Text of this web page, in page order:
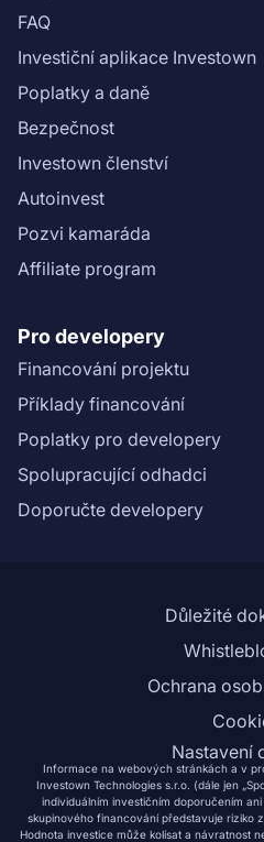
FAQ
Investiční aplikace Investown
Poplatky a daně
Bezpečnost
Investown členství
Autoinvest
Pozvi kamaráda
Affiliate program
Pro developery
Financování projektu
Příklady financování
Poplatky pro developery
Spolupracující odhadci
Doporučte developery
Důležité
Ochrana
Nastavení
Informace na webových stránkách a v
Investown Technologies s.r.o. (dále jen
individuálním investičním doporučením
skupinového financování představuje riziko
Hodnota investice může kolísat a návratnost